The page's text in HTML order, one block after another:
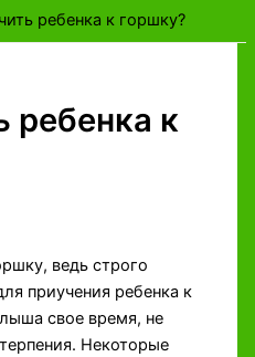
ребенка к горшку?
ребенка к
ведь строго
приучения ребенка к
свое время, не
Некоторые